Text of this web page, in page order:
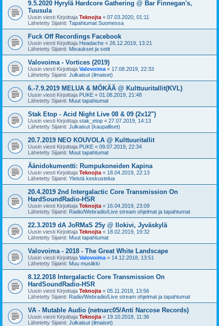
9.5.2020 Hyrylä Hardcore Gathering @ Bar Finnegan's,
Tuusula
Uusin viesti Kirjoittaja Teknojta « 07.03.2020, 01:11
Lähetetty Sijainti: Tapahtumat Suomessa
Fuck Off Recordings Facebook
Uusin viesti Kirjoittaja Headache « 26.12.2019, 13:21
Lähetetty Sijainti: Mixaukset ja setit
Valovoima - Vortices (2019)
Uusin viesti Kirjoittaja Valovoima « 17.08.2019, 22:33
Lähetetty Sijainti: Julkaisut (ilmaiset)
6.-7.9.2019 MELUA & MÖKÄÄ @ Kulttuuritallit(KVL)
Uusin viesti Kirjoittaja PUKE « 01.08.2019, 21:48
Lähetetty Sijainti: Muut tapahtumat
Stak Etop - Acid Night Live 08 & 09 (2x12")
Uusin viesti Kirjoittaja stak_etop « 27.07.2019, 14:13
Lähetetty Sijainti: Julkaisut (kaupalliset)
20.7.2019 NEO KOUVOLA @ Kulttuuritallit
Uusin viesti Kirjoittaja PUKE « 09.07.2019, 22:34
Lähetetty Sijainti: Muut tapahtumat
Äänidokumentti: Rumpukoneiden Kapina
Uusin viesti Kirjoittaja Teknojta « 18.04.2019, 22:13
Lähetetty Sijainti: Yleistä keskustelua
20.4.2019 2nd Intergalactic Core Transmission On
HardSoundRadio-HSR
Uusin viesti Kirjoittaja Teknojta « 16.04.2019, 23:09
Lähetetty Sijainti: Radio/Webradio/Live stream ohjelmat ja tapahtumat
22.3.2019 dA JoRMaS 25y @ Ilokivi, Jyväskylä
Uusin viesti Kirjoittaja Teknojta « 18.02.2019, 19:32
Lähetetty Sijainti: Muut tapahtumat
Valovoima - 2018 - The Great White Landscape
Uusin viesti Kirjoittaja Valovoima « 14.12.2018, 13:51
Lähetetty Sijainti: Muu musiikki
8.12.2018 Intergalactic Core Transmission On
HardSoundRadio-HSR
Uusin viesti Kirjoittaja Teknojta « 05.11.2018, 13:56
Lähetetty Sijainti: Radio/Webradio/Live stream ohjelmat ja tapahtumat
VA - Mutable Audio (netnarc05/Anti Narcose Records)
Uusin viesti Kirjoittaja Teknojta « 19.10.2018, 11:36
Lähetetty Sijainti: Julkaisut (ilmaiset)